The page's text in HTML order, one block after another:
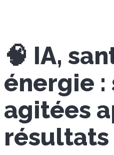
🧠 IA,
énergie :
agitées
résultats